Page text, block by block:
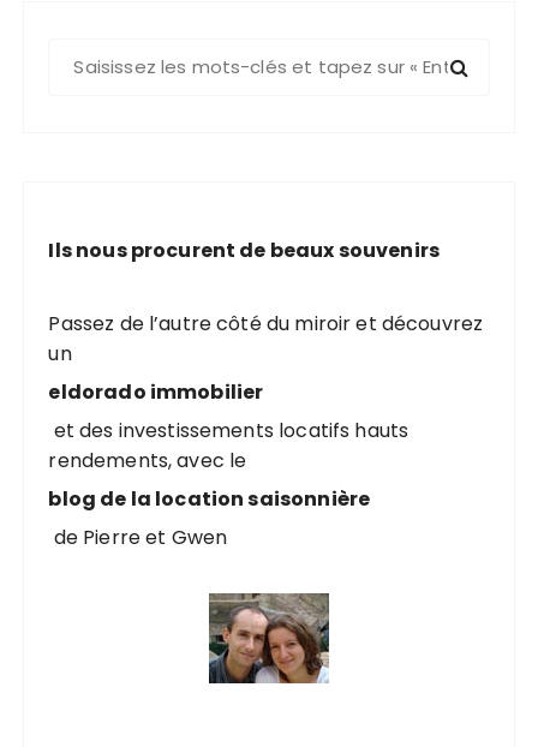
h
p
o
u
:
Ils nous procurent de beaux souvenirs
Passez de l’autre côté du miroir et découvrez
un
eldorado immobilier
et des investissements locatifs hauts
rendements, avec le
blog de la location saisonnière
de Pierre et Gwen